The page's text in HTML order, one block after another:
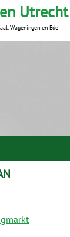
Utrecht
Wageningen en Ede